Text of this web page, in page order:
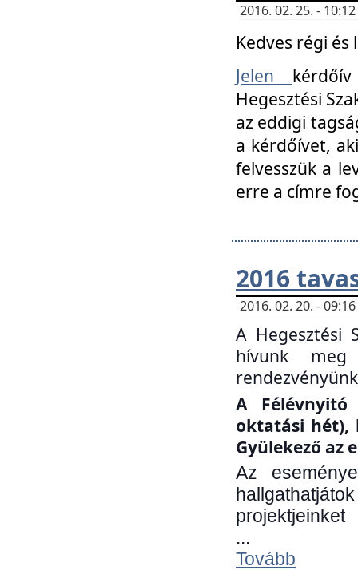
2016. 02. 25. -
Kedves régi
Jelen
Hegesztési
az eddigi
a kérdőívet,
felvesszük a
erre a címre
2016
2016. 02. 20. -
A Hegesztési
hívunk
A
oktatási hét),
Gyülekező az
Az
projektjeinket
...
Tovább